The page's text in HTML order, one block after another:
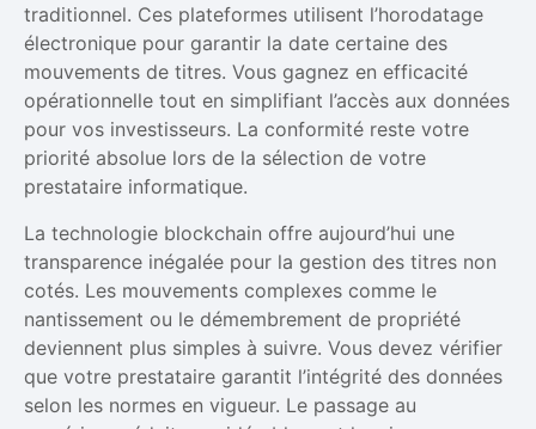
traditionnel. Ces plateformes utilisent l’horodatage
électronique pour garantir la date certaine des
mouvements de titres. Vous gagnez en efficacité
opérationnelle tout en simplifiant l’accès aux données
pour vos investisseurs. La conformité reste votre
priorité absolue lors de la sélection de votre
prestataire informatique.
La technologie blockchain offre aujourd’hui une
transparence inégalée pour la gestion des titres non
cotés. Les mouvements complexes comme le
nantissement ou le démembrement de propriété
deviennent plus simples à suivre. Vous devez vérifier
que votre prestataire garantit l’intégrité des données
selon les normes en vigueur. Le passage au